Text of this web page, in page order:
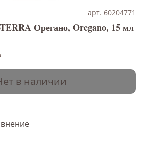
арт. 60204771
Орегано, Oregano, 15 мл
в наличии